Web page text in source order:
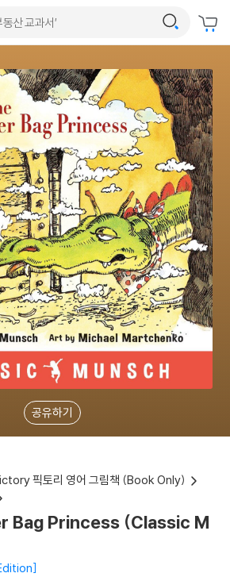
공유하기
픽토리 영어 그림책 (Book Only)
Bag Princess (Classic M